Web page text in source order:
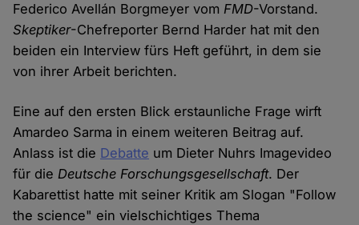
Federico Avellán Borgmeyer vomFMD-Vorstand.
Skeptiker-Chefreporter Bernd Harder hat mit den
beiden ein Interview fürs Heft geführt, in dem sie
von ihrer Arbeit berichten.
Eine auf den ersten Blick erstaunliche Frage wirft
Amardeo Sarma in einem weiteren Beitrag auf.
Anlass ist die Debatte um Dieter Nuhrs Imagevideo
für dieDeutsche Forschungsgesellschaft. Der
Kabarettist hatte mit seiner Kritik am Slogan "Follow
the science" ein vielschichtiges Thema